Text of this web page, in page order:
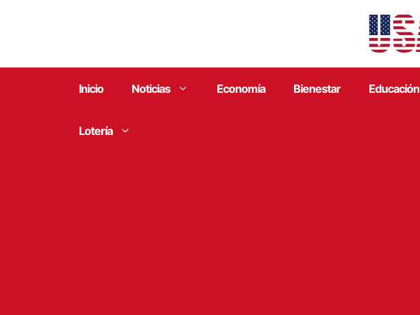
Inicio Noticias Economía Bienestar Educación
Lotería